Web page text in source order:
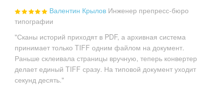
Валентин Крылов Инженер препресс-бюро
типографии
"Сканы историй приходят в PDF, а архивная система
принимает только TIFF одним файлом на документ.
Раньше склеивала страницы вручную, теперь конвертер
делает единый TIFF сразу. На типовой документ уходит
секунд десять."